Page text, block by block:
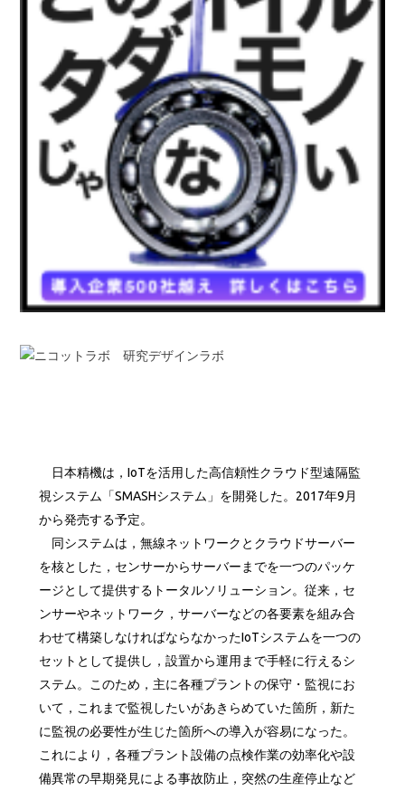
日本精機は，IoTを活用した高信頼性クラウド型遠隔監
視システム「SMASHシステム」を開発した。2017年9月
から発売する予定。
同システムは，無線ネットワークとクラウドサーバー
を核とした，センサーからサーバーまでを一つのパッケ
ージとして提供するトータルソリューション。従来，セ
ンサーやネットワーク，サーバーなどの各要素を組み合
わせて構築しなければならなかったIoTシステムを一つの
セットとして提供し，設置から運用まで手軽に行えるシ
ステム。このため，主に各種プラントの保守・監視にお
いて，これまで監視したいがあきらめていた箇所，新た
に監視の必要性が生じた箇所への導入が容易になった。
これにより，各種プラント設備の点検作業の効率化や設
備異常の早期発見による事故防止，突然の生産停止など